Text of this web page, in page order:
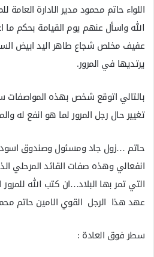
اللواء حاتم محمود مدير الادارة
الله واسأل عنهم يوم القيامة بحكم ما
عفيف مخلص شجاع طاهر اليد ابيض
يرتديها في المرور.
بالتالي اتوقع شخص بهذه المواصفات
تغيير حال رجل المرور لما هو انفع له
حاتم …زول جاد ومسئول وصندوق اسود
انفعالي وهذه صفات القائد المرحلي
التي تمر بها البلاد…ان كتب الله
عهد هذا الرجل القوي الامين حاتم
سطر فوق العادة :